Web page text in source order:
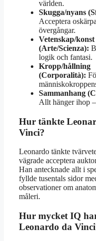
världen.
Skugga/nyans
Acceptera
övergångar.
Vetenskap/konst
(Arte/Scienza):
logik och fantasi.
Kropp/hållning
(Corporalità):
Sammanhang
Allt hänger ihop
Hur tänkte
Vinci?
Leonardo tänkte
vägrade acceptera
Han antecknade allt i
fyllde tusentals sidor
observationer om
måleri.
Hur mycket IQ
Leonardo da